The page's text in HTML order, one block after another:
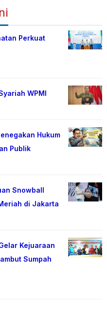
Perkuat
WPMI
Hukum
Publik
Snowball
di Jakarta
Kejuaraan
Sumpah